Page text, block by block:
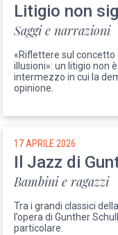
Litigio non
Saggi e narrazioni
«Riflettere sul concetto
illusioni»: un litigio non
intermezzo in cui la
opinione.
17 APRILE 2026
Il Jazz di
Bambini e ragazzi
Tra i grandi classici
l’opera di Gunther
particolare.